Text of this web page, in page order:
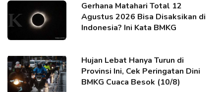
Gerhana Matahari Total 12
Agustus 2026 Bisa Disaksikan di
Indonesia? Ini Kata BMKG
Hujan Lebat Hanya Turun di
Provinsi Ini, Cek Peringatan Dini
BMKG Cuaca Besok (10/8)